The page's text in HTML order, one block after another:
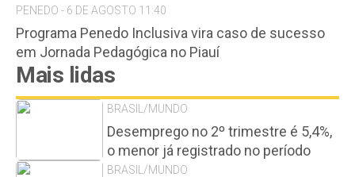
PENEDO - 6 DE AGOSTO 11:40
Programa Penedo Inclusiva vira caso de sucesso
em Jornada Pedagógica no Piauí
Mais lidas
BRASIL/MUNDO
Desemprego no 2º trimestre é 5,4%,
o menor já registrado no período
BRASIL/MUNDO